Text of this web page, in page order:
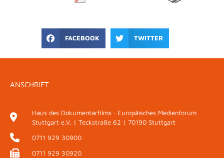
FACEBOOK TWITTER
ANSCHRIFT
Haus des Dokumentarfilms · Europäisches Medienforum
Stuttgart e.V. | Teckstraße 62 | 70190 Stuttgart
0711 929 30900
0711 929 30920